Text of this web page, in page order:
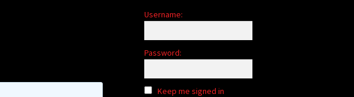
Username:
Password:
Keep me signed in